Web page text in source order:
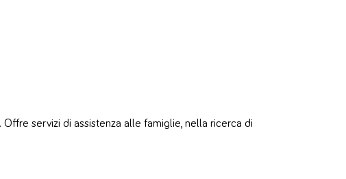
servizi di assistenza alle famiglie, nella ricerca di